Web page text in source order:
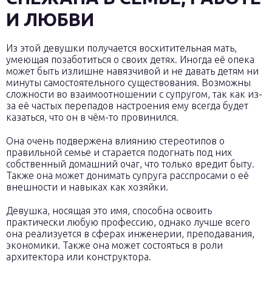
И ЛЮБВИ
Из этой девушки получается восхитительная мать,
умеющая позаботиться о своих детях. Иногда её опека
может быть излишне навязчивой и не давать детям ни
минуты самостоятельного существования. Возможны
сложности во взаимоотношении с супругом, так как из-
за её частых перепадов настроения ему всегда будет
казаться, что он в чём-то провинился.
Она очень подвержена влиянию стереотипов о
правильной семье и старается подогнать под них
собственный домашний очаг, что только вредит быту.
Также она может донимать супруга расспросами о её
внешности и навыках как хозяйки.
Девушка, носящая это имя, способна освоить
практически любую профессию, однако лучше всего
она реализуется в сферах инженерии, преподавания,
экономики. Также она может состояться в роли
архитектора или конструктора.